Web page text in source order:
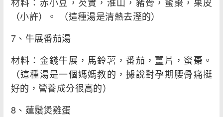
（小許）。 （這種湯是清熱去溼的）
7、牛展番茄湯
材料：金錢牛展，馬鈴薯，番茄，薑片，蜜棗。
（這種湯是一個媽媽教的，據說對孕期腰骨痛挺
好的，營養成分很高的）
8、蓮鬚煲雞蛋